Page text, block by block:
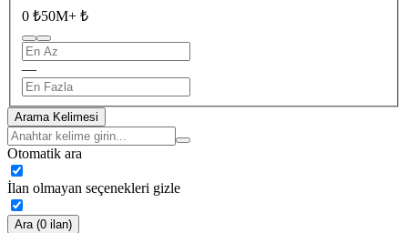
0 ₺50M+ ₺
—
Arama Kelimesi
Otomatik ara
İlan olmayan seçenekleri gizle
Ara (0 ilan)